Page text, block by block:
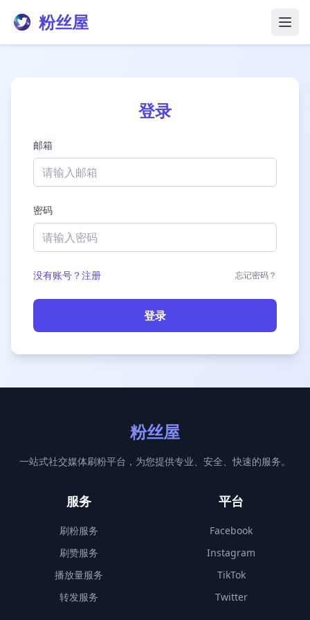
粉丝屋 打开
登录
邮箱
密码
没有账号？注册 忘记密码？
登录
粉丝屋
一站式社交媒体刷粉平台，为您提供专业、安全、快速的服务。
服务
刷粉服务
刷赞服务
播放量服务
转发服务
平台
Facebook
Instagram
TikTok
Twitter